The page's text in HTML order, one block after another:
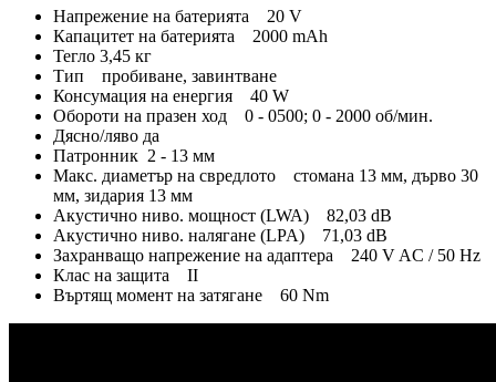
Напрежение на батерията 20 V
Капацитет на батерията 2000 mAh
Тегло 3,45 кг
Тип пробиване, завинтване
Консумация на енергия 40 W
Обороти на празен ход 0 - 0500; 0 - 2000 об/мин.
Дясно/ляво да
Патронник 2 - 13 мм
Макс. диаметър на свредлото стомана 13 мм, дърво 30
мм, зидария 13 мм
Акустично ниво. мощност (LWA) 82,03 dB
Акустично ниво. налягане (LPA) 71,03 dB
Захранващо напрежение на адаптера 240 V AC / 50 Hz
Клас на защита II
Въртящ момент на затягане 60 Nm